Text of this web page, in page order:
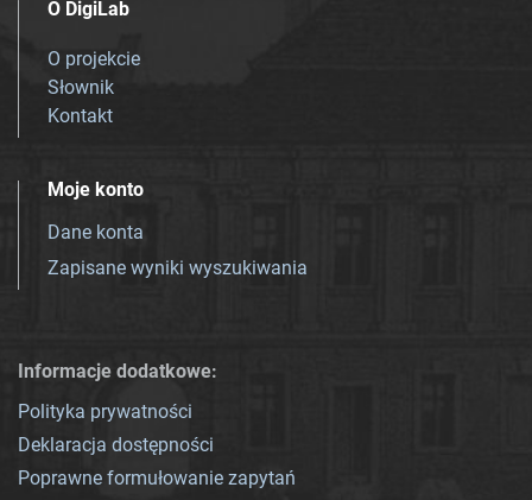
O DigiLab
O projekcie
Słownik
Kontakt
Moje konto
Dane konta
Zapisane wyniki wyszukiwania
Informacje dodatkowe:
Polityka prywatności
Deklaracja dostępności
Poprawne formułowanie zapytań